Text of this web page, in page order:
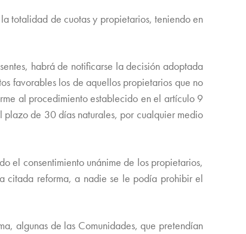
totalidad de cuotas y propietarios, teniendo en
habrá de notificarse la decisión adoptada
favorables los de aquellos propietarios que no
al procedimiento establecido en el artículo 9
plazo de 30 días naturales, por cualquier medio
el consentimiento unánime de los propietarios,
citada reforma, a nadie se le podía prohibir el
algunas de las Comunidades, que pretendían